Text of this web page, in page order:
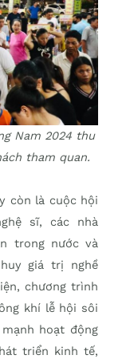
Nam 2024 thu
tham quan.
còn là cuộc hội
sĩ, các nhà
trong nước và
giá trị nghề
chương trình
khí lễ hội sôi
hoạt động
triển kinh tế,